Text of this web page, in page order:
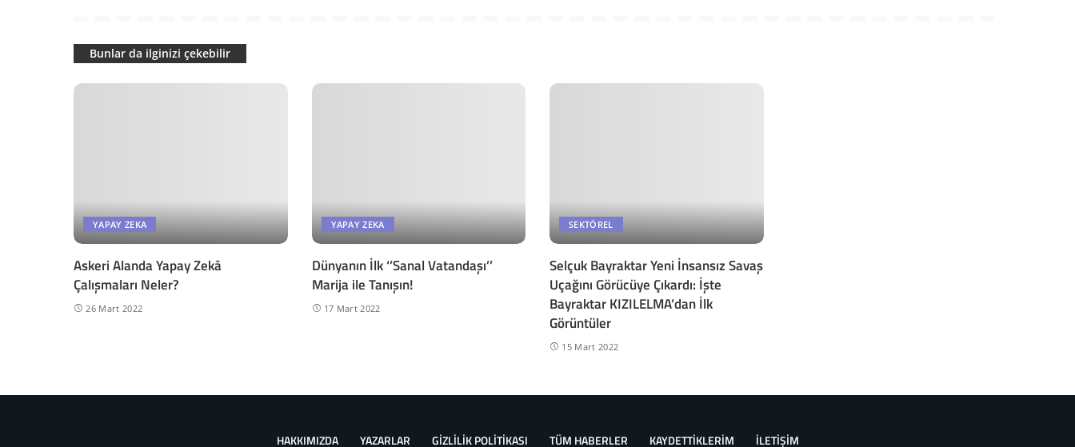
Bunlar da ilginizi çekebilir
YAPAY ZEKA
Askeri Alanda Yapay Zekâ
Çalışmaları Neler?
26 Mart 2022
YAPAY ZEKA
Dünyanın İlk ‘’Sanal Vatandaşı’’
Marija ile Tanışın!
17 Mart 2022
SEKTÖREL
Selçuk Bayraktar Yeni İnsansız Savaş
Uçağını Görücüye Çıkardı: İşte
Bayraktar KIZILELMA’dan İlk
Görüntüler
15 Mart 2022
HAKKIMIZDA YAZARLAR GİZLİLİK POLİTİKASI TÜM HABERLER KAYDETTİKLERİM İLETİŞİM